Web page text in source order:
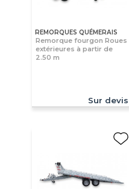
REMORQUES QUÉMERAIS
Remorque fourgon Roues
extérieures à partir de
2.50 m
Sur devis